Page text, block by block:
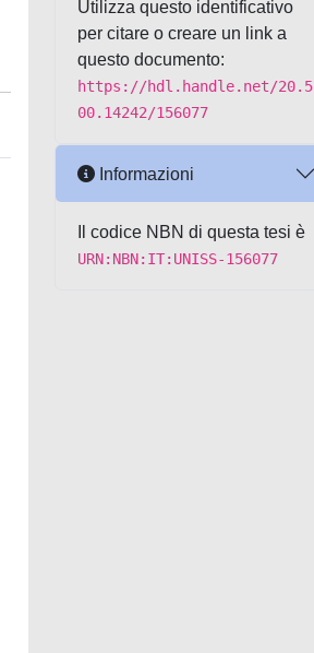
Utilizza questo identificativo
per citare o creare un link a
questo documento:
https://hdl.handle.net/20.5
00.14242/156077
Informazioni
Il codice NBN di questa tesi è
URN:NBN:IT:UNISS-156077